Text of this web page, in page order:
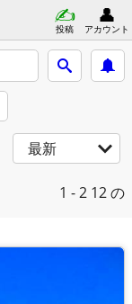
投稿 アカウント
最新
1 - 2 12 の